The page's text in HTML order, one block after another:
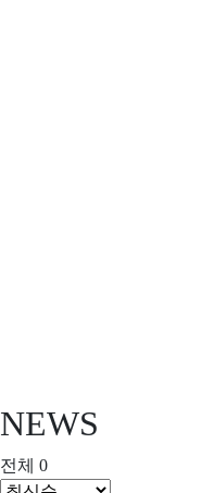
NEWS
전체 0